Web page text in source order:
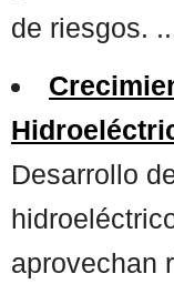
de riesgos.
Desarrollo
aprovechan